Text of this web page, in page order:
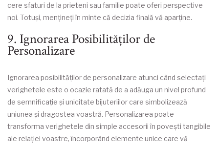
cere sfaturi de la prieteni sau familie poate oferi perspective
noi. Totuși, mențineți în minte că decizia finală vă aparține.
9. Ignorarea Posibilităților de
Personalizare
Ignorarea posibilităților de personalizare atunci când selectați
verighetele este o ocazie ratată de a adăuga un nivel profund
de semnificație și unicitate bijuteriilor care simbolizează
uniunea și dragostea voastră. Personalizarea poate
transforma verighetele din simple accesorii în povești tangibile
ale relației voastre, încorporând elemente unice care vă